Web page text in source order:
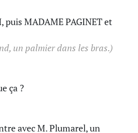
puis MADAME PAGINET et
un palmier dans les bras.)
ça ?
avec M. Plumarel, un